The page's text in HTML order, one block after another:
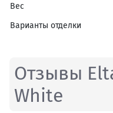
Вес
Варианты отделки
Отзывы
White